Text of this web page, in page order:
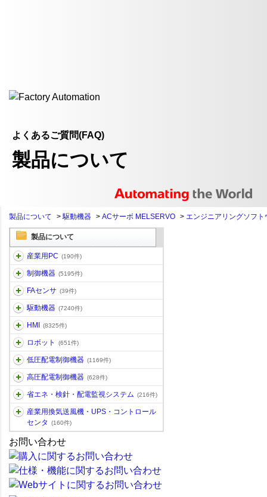
よくあるご質問(FAQ)
製品について
製品について >駆動機器 > ACサーボ MELSERVO > エンジニアリングソフト
製品について
産業用PC (190件)
制御機器 (5195件)
FAセンサ (39件)
駆動機器 (7240件)
HMI (8325件)
ロボット (651件)
低圧配電制御機器 (1169件)
高圧配電制御機器 (628件)
省エネ・検針・配電監視システム (216件)
産業用換気送風機・UPS・コントロール
センタ
(160件)
お問い合わせ